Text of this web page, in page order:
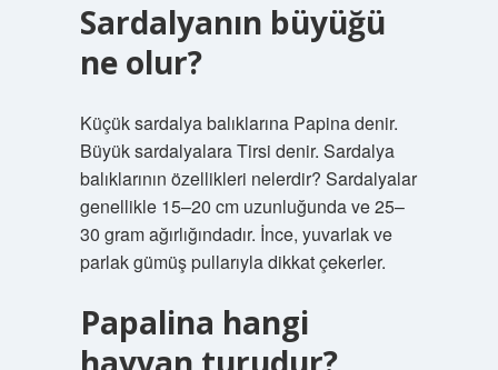
Sardalyanın büyüğü
ne olur?
Küçük sardalya balıklarına Papina denir.
Büyük sardalyalara Tirsi denir. Sardalya
balıklarının özellikleri nelerdir? Sardalyalar
genellikle 15–20 cm uzunluğunda ve 25–
30 gram ağırlığındadır. İnce, yuvarlak ve
parlak gümüş pullarıyla dikkat çekerler.
Papalina hangi